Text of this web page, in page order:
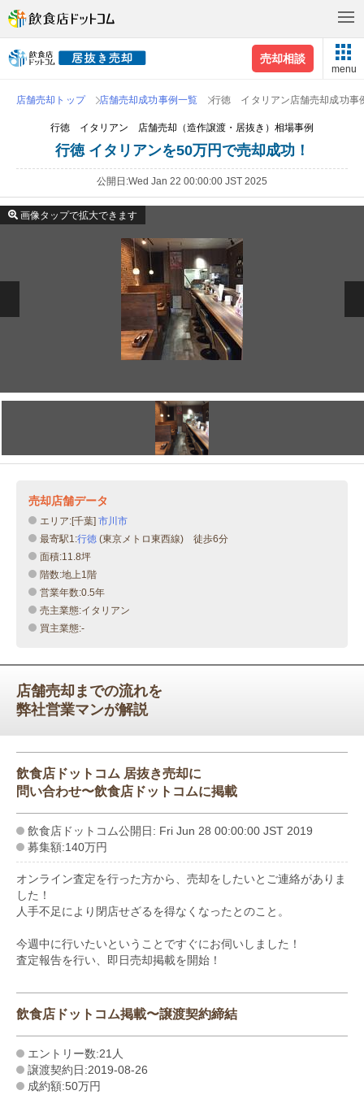
売却相談
menu
店舗売却トップ 店舗売却成功事例一覧 行徳 イタリアン店舗売却成功事
行徳 イタリアン 店舗売却（造作譲渡・居抜き）相場事例
行徳 イタリアンを50万円で売却成功！
公開日 Wed Jan 22 00:00:00 JST 2025
画像タップで拡大できます
売却店舗データ
エリア:[千葉] 市川市
最寄駅1:行徳 (東京メトロ東西線) 徒歩6分
面積:11.8坪
階数:地上1階
営業年数:0.5年
売主業態:イタリアン
買主業態:-
店舗売却までの流れを
弊社営業マンが解説
飲食店ドットコム 居抜き売却に
問い合わせ〜飲食店ドットコムに掲載
飲食店ドットコム公開日: Fri Jun 28 00:00:00 JST 2019
募集額:140万円
オンライン査定を行った方から、売却をしたいとご連絡がありま
した！
人手不足により閉店せざるを得なくなったとのこと。
今週中に行いたいということですぐにお伺いしました！
査定報告を行い、即日売却掲載を開始！
飲食店ドットコム掲載〜譲渡契約締結
エントリー数:21人
譲渡契約日:2019-08-26
成約額:50万円